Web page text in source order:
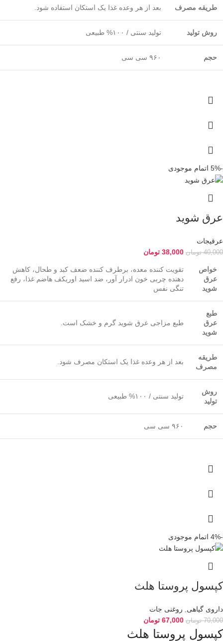
طریقه مصرف بعد از هر وعده غذا یک استکان استفاده شود.
روش تولید تولید سنتی / ۱۰۰% طبیعی
حجم ۹۶۰ سی سی
-5% اتمام موجودی
عرق شوید
عرقیجات
40,000 تومان 38,000 تومان
خواص
عرق
شوید
تقویت کننده معده، برطرف کننده ضعف کبد و طحال، کاهش
دهنده چربی خون ادرار آور، ضد اسید اوریکف هاضم غذا، رفع
تنگی نفس
طبع
عرق
شوید
طبع مزاجی عرق شوید گرم و خشک است.
طریقه
مصرف
بعد از هر وعده غذا یک استکان مصرف شود.
روش
تولید
تولید سنتی / ۱۰۰% طبیعی
حجم ۹۶۰ سی سی
-4% اتمام موجودی
کپسول پروستا هلث
داروی گیاهی روغنی جات
70,000 تومان 67,000 تومان
کپسول پروستا هلث